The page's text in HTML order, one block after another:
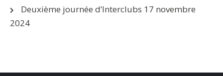
Deuxième journée d’Interclubs 17 novembre
2024